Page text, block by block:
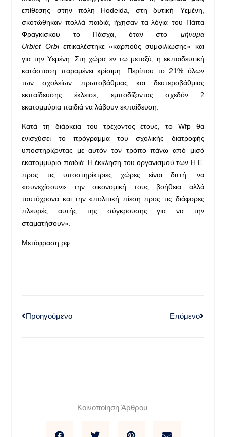
επίθεσης στην πόλη Hodeida, στη δυτική Υεμένη,
σκοτώθηκαν πολλά παιδιά, ήχησαν τα λόγια του Πάπα
Φραγκίσκου το Πάσχα, όταν στο μήνυμα
Urbiet Orbi επικαλέστηκε «καρπούς συμφιλίωσης» και
για την Υεμένη. Στη χώρα εν τω μεταξύ, η εκπαιδευτική
κατάσταση παραμένει κρίσιμη. Περίπου το 21% όλων
των σχολείων πρωτοβάθμιας και δευτεροβάθμιας
εκπαίδευσης έκλεισε, εμποδίζοντας σχεδόν 2
εκατομμύρια παιδιά να λάβουν εκπαίδευση.
Κατά τη διάρκεια του τρέχοντος έτους, το Wfp θα
ενισχύσει το πρόγραμμα του σχολικής διατροφής
υποστηρίζοντας με αυτόν τον τρόπο πάνω από μισό
εκατομμύριο παιδιά. Η έκκληση του οργανισμού των Η.Ε.
προς τις υποστηρίκτριες χώρες είναι διττή: να
«συνεχίσουν» την οικονομική τους βοήθεια αλλά
ταυτόχρονα και την «πολιτική πίεση προς τις διάφορες
πλευρές αυτής της σύγκρουσης για να την
σταματήσουν».
Μετάφραση:ρφ
Προηγούμενο Επόμενο
Κοινοποίηση Άρθρου: